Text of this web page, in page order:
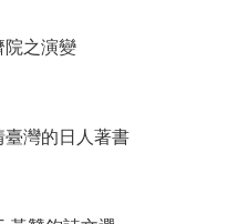
院之演變
臺灣的日人著書